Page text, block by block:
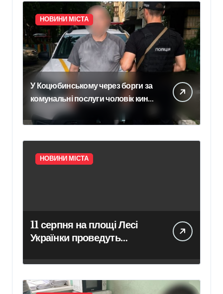
НОВИНИ МІСТА
У Коцюбинському через борги за
комунальні послуги чоловік кинув
гранату в офіс підприємства
НОВИНИ МІСТА
11 серпня на площі Лесі
Українки проведуть
поетесі